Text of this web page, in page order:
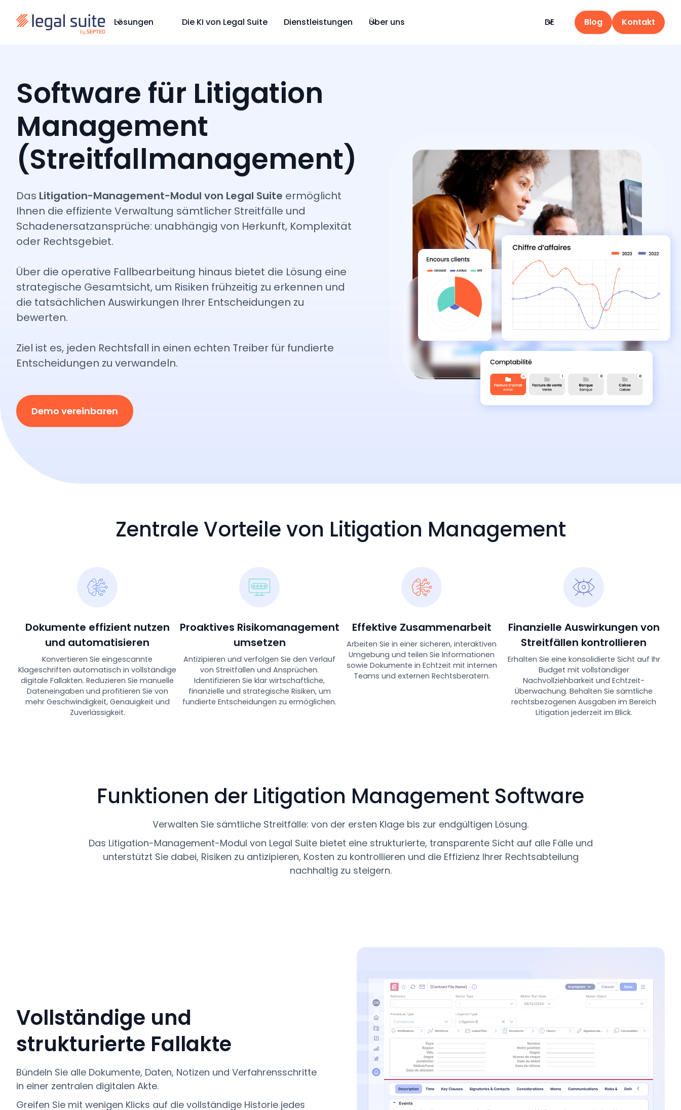
Lösungen Die KI von Legal Suite Dienstleistungen Über uns DE Blog Kontakt
Software für Litigation
Management
(Streitfallmanagement)
Das Litigation-Management-Modul von Legal Suite ermöglicht
Ihnen die effiziente Verwaltung sämtlicher Streitfälle und
Schadenersatzansprüche: unabhängig von Herkunft, Komplexität
oder Rechtsgebiet.
Über die operative Fallbearbeitung hinaus bietet die Lösung eine
strategische Gesamtsicht, um Risiken frühzeitig zu erkennen und
die tatsächlichen Auswirkungen Ihrer Entscheidungen zu
bewerten.
Ziel ist es, jeden Rechtsfall in einen echten Treiber für fundierte
Entscheidungen zu verwandeln.
Demo vereinbaren
Zentrale Vorteile von Litigation Management
Dokumente effizient nutzen
und automatisieren
Konvertieren Sie eingescannte
Klageschriften automatisch in vollständige
digitale Fallakten. Reduzieren Sie manuelle
Dateneingaben und profitieren Sie von
mehr Geschwindigkeit, Genauigkeit und
Zuverlässigkeit.
Proaktives Risikomanagement
umsetzen
Antizipieren und verfolgen Sie den Verlauf
von Streitfällen und Ansprüchen.
Identifizieren Sie klar wirtschaftliche,
finanzielle und strategische Risiken, um
fundierte Entscheidungen zu ermöglichen.
Effektive Zusammenarbeit
Arbeiten Sie in einer sicheren, interaktiven
Umgebung und teilen Sie Informationen
sowie Dokumente in Echtzeit mit internen
Teams und externen Rechtsberatern.
Finanzielle Auswirkungen von
Streitfällen kontrollieren
Erhalten Sie eine konsolidierte Sicht auf Ihr
Budget mit vollständiger
Nachvollziehbarkeit und Echtzeit-
Überwachung. Behalten Sie sämtliche
rechtsbezogenen Ausgaben im Bereich
Litigation jederzeit im Blick.
Funktionen der Litigation Management Software
Verwalten Sie sämtliche Streitfälle: von der ersten Klage bis zur endgültigen Lösung.
Das Litigation-Management-Modul von Legal Suite bietet eine strukturierte, transparente Sicht auf alle Fälle und
unterstützt Sie dabei, Risiken zu antizipieren, Kosten zu kontrollieren und die Effizienz Ihrer Rechtsabteilung
nachhaltig zu steigern.
Vollständige und
strukturierte Fallakte
Bündeln Sie alle Dokumente, Daten, Notizen und Verfahrensschritte
in einer zentralen digitalen Akte.
Greifen Sie mit wenigen Klicks auf die vollständige Historie jedes